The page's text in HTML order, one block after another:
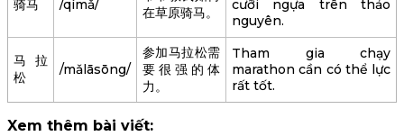
骑马 /qímǎ/
在草原骑马。
cưỡi ngựa trên thảo
nguyên.
马拉
松
/mǎlāsōng/
参加马拉松需
要很强的体
力。
Tham gia chạy
marathon cần có thể lực
rất tốt.
Xem thêm bài viết: